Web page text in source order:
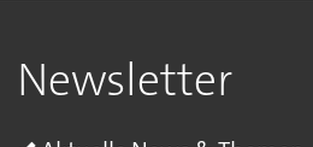
Newsletter